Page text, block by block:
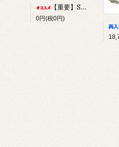
【重要】SUMMER HOLIDAY SALEについて
0円(税0円)